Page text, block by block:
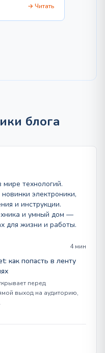
→ Читать
блога
технологий.
электроники,
и инструкции.
и умный дом —
для жизни и работы.
4 мин
как попасть в ленту
перед
выход на аудиторию,